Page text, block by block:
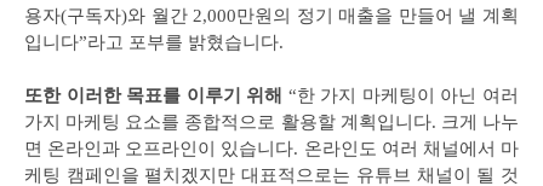
용자(구독자)와 월간 2,000만원의 정기 매출을 만들어 낼 계획
입니다”라고 포부를 밝혔습니다.
또한 이러한 목표를 이루기 위해 “한 가지 마케팅이 아닌 여러
가지 마케팅 요소를 종합적으로 활용할 계획입니다. 크게 나누
면 온라인과 오프라인이 있습니다. 온라인도 여러 채널에서 마
케팅 캠페인을 펼치겠지만 대표적으로는 유튜브 채널이 될 것